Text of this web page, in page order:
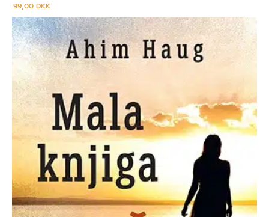
99,00DKK